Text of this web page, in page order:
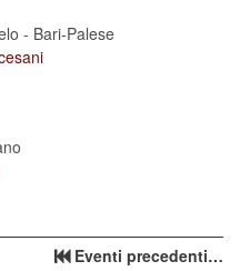
- Bari-Palese
Eventi precedenti…